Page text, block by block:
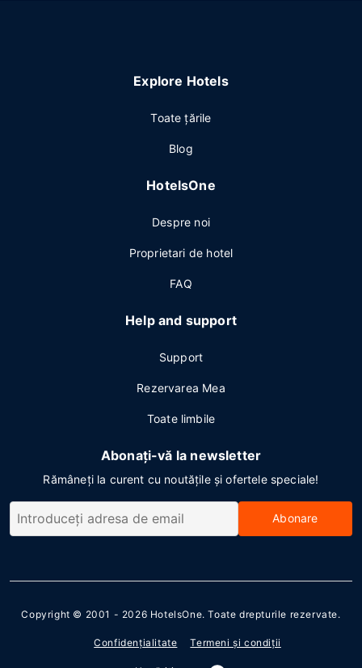
Explore Hotels
Toate ţările
Blog
HotelsOne
Despre noi
Proprietari de hotel
FAQ
Help and support
Support
Rezervarea Mea
Toate limbile
Abonați-vă la newsletter
Rămâneți la curent cu noutățile și ofertele speciale!
Abonare
Copyright © 2001 - 2026 HotelsOne. Toate drepturile rezervate.
Confidenţialitate Termeni şi condiţii